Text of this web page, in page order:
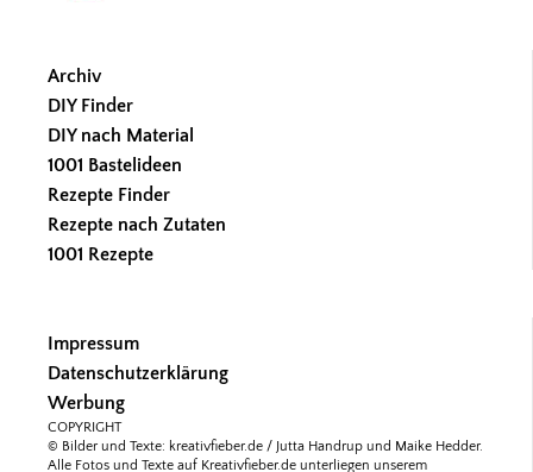
Archiv
DIY Finder
DIY nach Material
1001 Bastelideen
Rezepte Finder
Rezepte nach Zutaten
1001 Rezepte
Impressum
Datenschutzerklärung
Werbung
COPYRIGHT
© Bilder und Texte: kreativfieber.de / Jutta Handrup und Maike Hedder.
Alle Fotos und Texte auf Kreativfieber.de unterliegen unserem